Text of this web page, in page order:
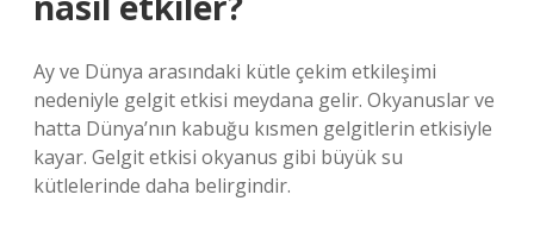
Ay ve Dünya arasındaki kütle çekim etkileşimi
nedeniyle gelgit etkisi meydana gelir. Okyanuslar ve
hatta Dünya’nın kabuğu kısmen gelgitlerin etkisiyle
kayar. Gelgit etkisi okyanus gibi büyük su
kütlelerinde daha belirgindir.